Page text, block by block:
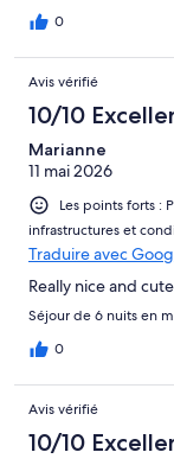
0
Avis vérifié
10/10
Marianne
11 mai 2026
Les points forts :
infrastructures et
Traduire avec
Really nice and
Séjour de 6 nuits en
0
Avis vérifié
10/10